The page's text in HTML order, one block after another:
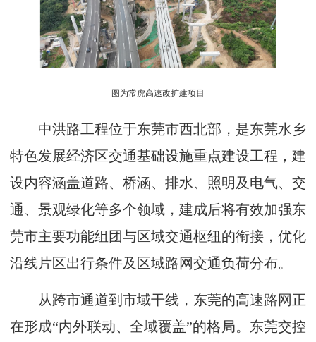
图为常虎高速改扩建项目
中洪路工程位于东莞市西北部，是东莞水乡
特色发展经济区交通基础设施重点建设工程，建
设内容涵盖道路、桥涵、排水、照明及电气、交
通、景观绿化等多个领域，建成后将有效加强东
莞市主要功能组团与区域交通枢纽的衔接，优化
沿线片区出行条件及区域路网交通负荷分布。
从跨市通道到市域干线，东莞的高速路网正
在形成“内外联动、全域覆盖”的格局。东莞交控